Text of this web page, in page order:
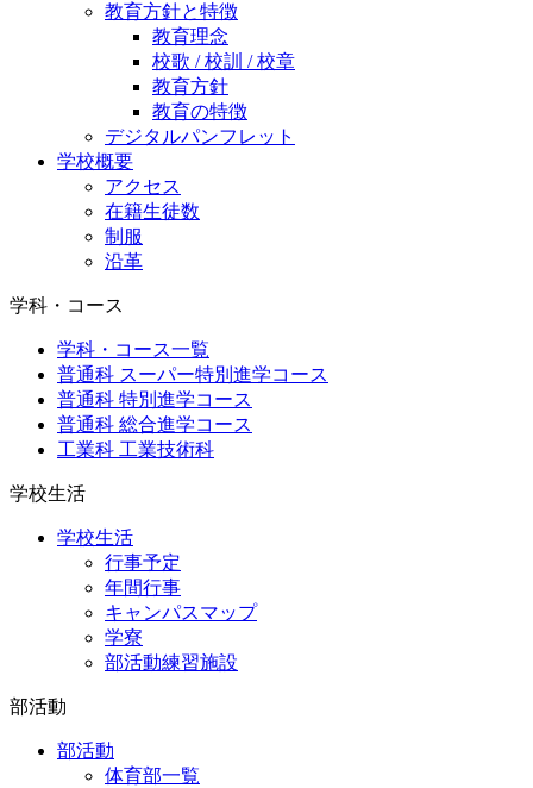
教育方針と特徴
教育理念
校歌 / 校訓 / 校章
教育方針
教育の特徴
デジタルパンフレット
学校概要
アクセス
在籍生徒数
制服
沿革
学科・コース
学科・コース一覧
普通科 スーパー特別進学コース
普通科 特別進学コース
普通科 総合進学コース
工業科 工業技術科
学校生活
学校生活
行事予定
年間行事
キャンパスマップ
学寮
部活動練習施設
部活動
部活動
体育部一覧